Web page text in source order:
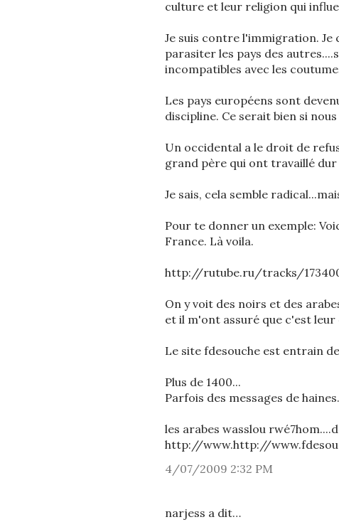
culture et leur religion qui
Je suis contre l'immigration. Je
parasiter les pays des
incompatibles avec les
Les pays européens sont
discipline. Ce serait bien si
Un occidental a le droit de
grand père qui ont travaillé
Je sais, cela semble
Pour te donner un exemple:
France. Là voila.
http://rutube.ru/tracks/
On y voit des noirs et des
et il m'ont assuré que c'est leur
Le site fdesouche est entrain
Plus de 1400...
Parfois des messages de
les arabes wasslou
http://www.http://
4/07/2009 2:32 PM
narjess a dit…